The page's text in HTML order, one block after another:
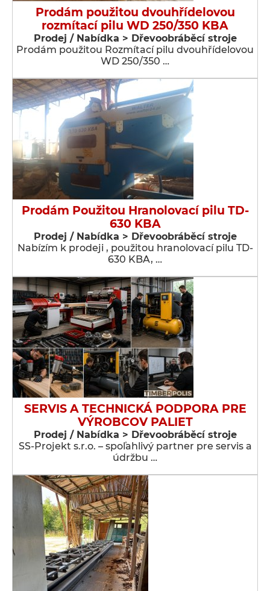
Prodám použitou dvouhřídelovou
rozmítací pilu WD 250/350 KBA
Prodej / Nabídka > Dřevoobráběcí stroje
Prodám použitou Rozmítací pilu dvouhřídelovou
WD 250/350 …
Prodám Použitou Hranolovací pilu TD-
630 KBA
Prodej / Nabídka > Dřevoobráběcí stroje
Nabízím k prodeji , použitou hranolovací pilu TD-
630 KBA, …
SERVIS A TECHNICKÁ PODPORA PRE
VÝROBCOV PALIET
Prodej / Nabídka > Dřevoobráběcí stroje
SS-Projekt s.r.o. – spoľahlivý partner pre servis a
údržbu …